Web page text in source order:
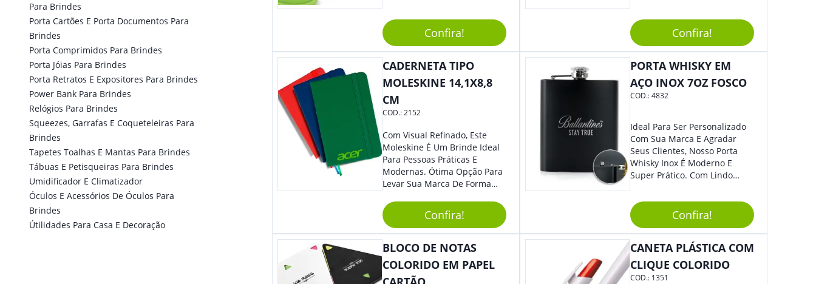
Para Brindes
Porta Cartões E Porta Documentos Para
Brindes
Porta Comprimidos Para Brindes
Porta Jóias Para Brindes
Porta Retratos E Expositores Para Brindes
Power Bank Para Brindes
Relógios Para Brindes
Squeezes, Garrafas E Coqueteleiras Para
Brindes
Tapetes Toalhas E Mantas Para Brindes
Tábuas E Petisqueiras Para Brindes
Umidificador E Climatizador
Óculos E Acessórios De Óculos Para
Brindes
Útilidades Para Casa E Decoração
Empresa Em Eventos,
Reuniões Corporativas Ou Até
Mesmo Para Presentear
Colaboradores.
Confira!
Sua Marca De Forma Estilosa,
Agregando Valor Para Sua
Empresa Em Eventos.
Confira!
CADERNETA TIPO
MOLESKINE 14,1X8,8
CM
COD.:2152
Com Visual Refinado, Este
Moleskine É Um Brinde Ideal
Para Pessoas Práticas E
Modernas. Ótima Opção Para
Levar Sua Marca De Forma
Sua Empresa Em Eventos,
Reuniões Corporativas Ou Até
Mesmo Para Presentear
Colaboradores E Parceiros De
Confira!
PORTA WHISKY EM
AÇO INOX 7OZ FOSCO
COD.:4832
Ideal Para Ser Personalizado
Com Sua Marca E Agradar
Seus Clientes, Nosso Porta
Whisky Inox É Moderno E
Super Prático. Com Lindo
Grande Diferencial Em
Eventos E Feiras Corporativas.
Confira!
BLOCO DE NOTAS
COLORIDO EM PAPEL
CANETA PLÁSTICA COM
CLIQUE COLORIDO
COD.: 1351